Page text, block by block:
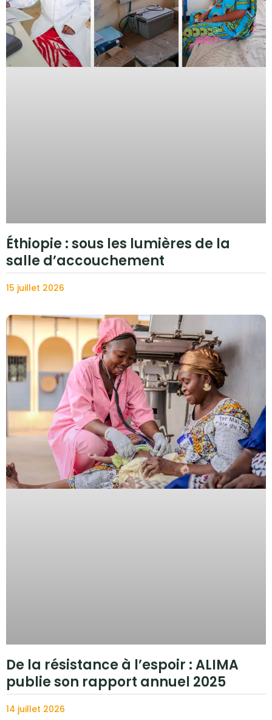
Éthiopie : sous les lumières de la
salle d’accouchement
15 juillet 2026
De la résistance à l’espoir : ALIMA
publie son rapport annuel 2025
14 juillet 2026